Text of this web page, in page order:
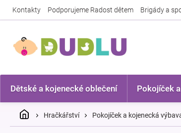
Kontakty Podporujeme Radost dětem Brigády a
Dětské a kojenecké oblečení Pokojíček
DomůHračkářství Pokojíček a kojenecká